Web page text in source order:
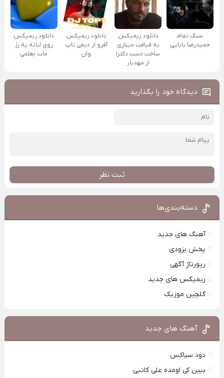
سنگ تمام
حمیدرضا بابایی
دانلود ریمیکس
به قیافت مینازی
ساخت دست دکترا
از مهدیار
دانلود ریمیکس
آفرو از ديجی تاپ
وان
دانلود ریمیکس
روی لباته یه رژ
مات بغلمی
دیدگاه خود را بگذارید
ثبت نظر
دسته‌بندی‌ها
آهنگ های جدید
پخش بزودی
رپورتاژ آگهی
ریمیکس های جدید
گلچین موزیک
آهنگ های جدید
دود سیاکس
ببین کی اومده علی کاتبی